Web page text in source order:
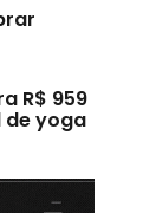
R$ 959
yoga